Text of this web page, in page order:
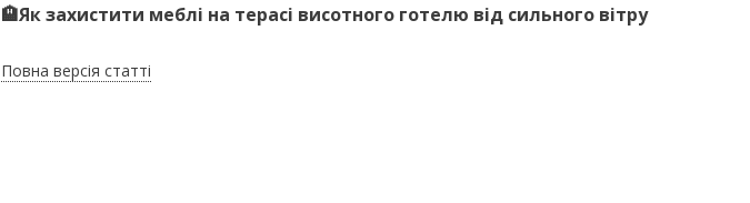
🏨Як захистити меблі на терасі висотного готелю від сильного вітру
Повна версія статті